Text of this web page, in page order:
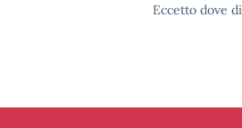
Eccetto dove